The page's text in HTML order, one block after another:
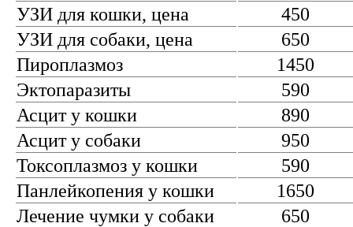
УЗИ для кошки, цена
450
УЗИ для собаки, цена
650
Пироплазмоз
1450
Эктопаразиты
590
Асцит у кошки
890
Асцит у собаки
950
Токсоплазмоз у кошки
590
Панлейкопения у кошки
1650
Лечение чумки у собаки
650